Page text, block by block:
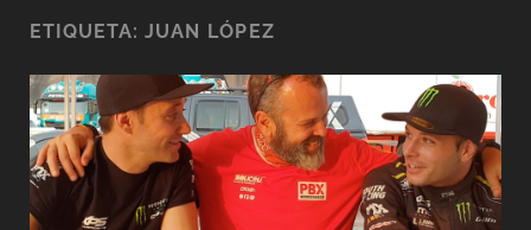
ETIQUETA: JUAN LÓPEZ